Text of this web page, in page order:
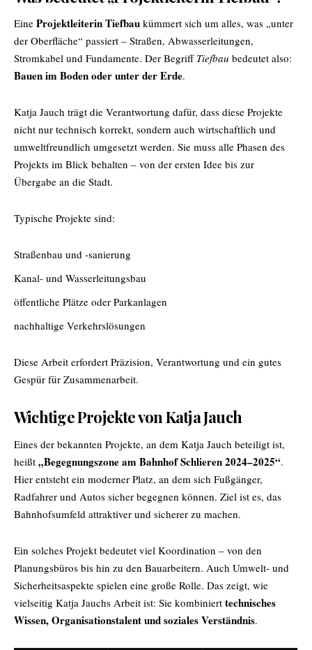
Eine Projektleiterin Tiefbau kümmert sich um alles, was „unter
der Oberfläche“ passiert – Straßen, Abwasserleitungen,
Stromkabel und Fundamente. Der Begriff Tiefbau bedeutet also:
Bauen im Boden oder unter der Erde.
Katja Jauch trägt die Verantwortung dafür, dass diese Projekte
nicht nur technisch korrekt, sondern auch wirtschaftlich und
umweltfreundlich umgesetzt werden. Sie muss alle Phasen des
Projekts im Blick behalten – von der ersten Idee bis zur
Übergabe an die Stadt.
Typische Projekte sind:
Straßenbau und -sanierung
Kanal- und Wasserleitungsbau
öffentliche Plätze oder Parkanlagen
nachhaltige Verkehrslösungen
Diese Arbeit erfordert Präzision, Verantwortung und ein gutes
Gespür für Zusammenarbeit.
Wichtige Projekte von Katja Jauch
Eines der bekannten Projekte, an dem Katja Jauch beteiligt ist,
heißt „Begegnungszone am Bahnhof Schlieren 2024–2025“.
Hier entsteht ein moderner Platz, an dem sich Fußgänger,
Radfahrer und Autos sicher begegnen können. Ziel ist es, das
Bahnhofsumfeld attraktiver und sicherer zu machen.
Ein solches Projekt bedeutet viel Koordination – von den
Planungsbüros bis hin zu den Bauarbeitern. Auch Umwelt- und
Sicherheitsaspekte spielen eine große Rolle. Das zeigt, wie
vielseitig Katja Jauchs Arbeit ist: Sie kombiniert technisches
Wissen, Organisationstalent und soziales Verständnis.